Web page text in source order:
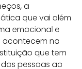
a
que vai além
emocional e
acontecem na
que tem
pessoas ao